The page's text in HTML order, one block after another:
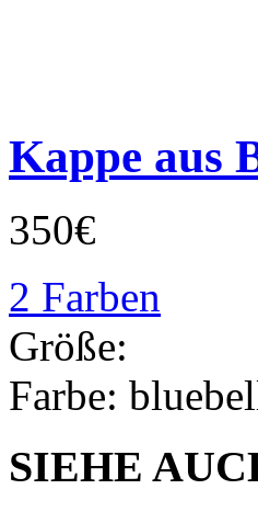
Kappe aus
350€
2 Farben
Größe:
Farbe:
SIEHE